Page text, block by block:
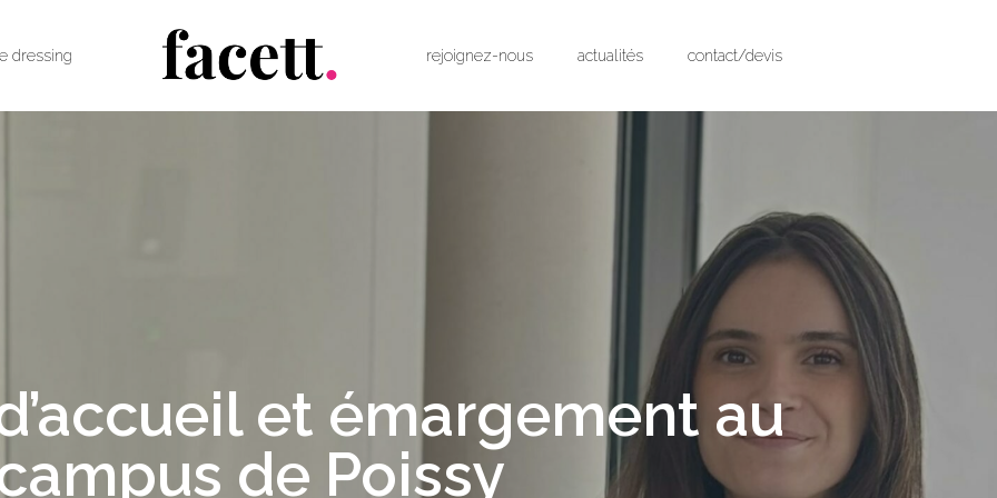
le dressing rejoignez-nous actualités contact/devis
et émargement au
de Poissy